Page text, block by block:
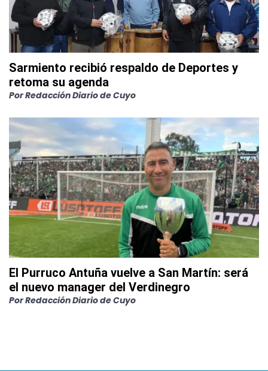
Sarmiento recibió respaldo de Deportes y
retoma su agenda
PorRedacción Diario de Cuyo
El Purruco Antuña vuelve a San Martín: será
el nuevo manager del Verdinegro
PorRedacción Diario de Cuyo